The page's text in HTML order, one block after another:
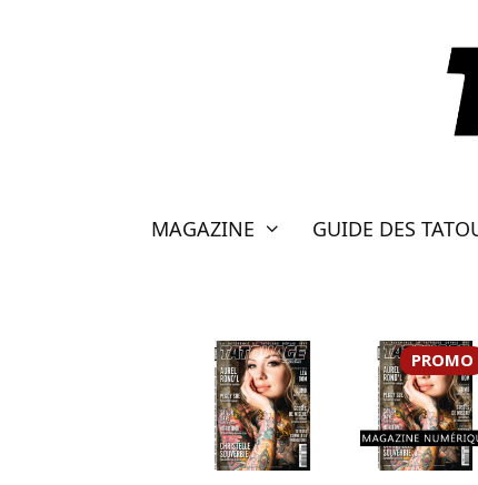
MAGAZINE GUIDE DES
PROMO